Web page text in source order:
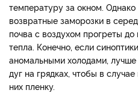
температуру за окном.
возвратные заморозки в
почва с воздухом прогреты
тепла. Конечно, если
аномальными холодами,
дуг на грядках, чтобы в
них пленку.